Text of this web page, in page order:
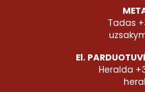
Tadas
El.
Heralda